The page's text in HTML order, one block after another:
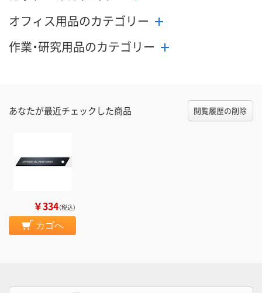
オフィス用品のカテゴリー
作業・研究用品のカテゴリー
あなたが最近チェックした商品 閲覧履歴の削除
￥334（税込）
カゴへ